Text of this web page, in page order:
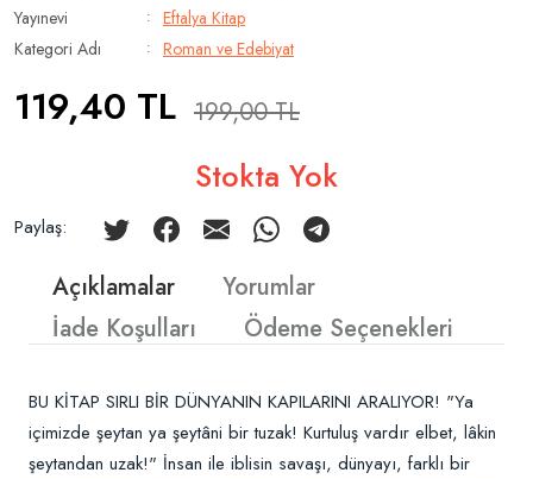
Yayınevi
:
Eftalya Kitap
Kategori Adı
: Roman ve Edebiyat
119,40 TL 199,00 TL
Stokta Yok
Paylaş:
Açıklamalar
Yorumlar
İade Koşulları
Ödeme Seçenekleri
BU KİTAP SIRLI BİR DÜNYANIN KAPILARINI ARALIYOR! "Ya
içimizde şeytan ya şeytâni bir tuzak! Kurtuluş vardır elbet, lâkin
şeytandan uzak!" İnsan ile iblisin savaşı, dünyayı, farklı bir